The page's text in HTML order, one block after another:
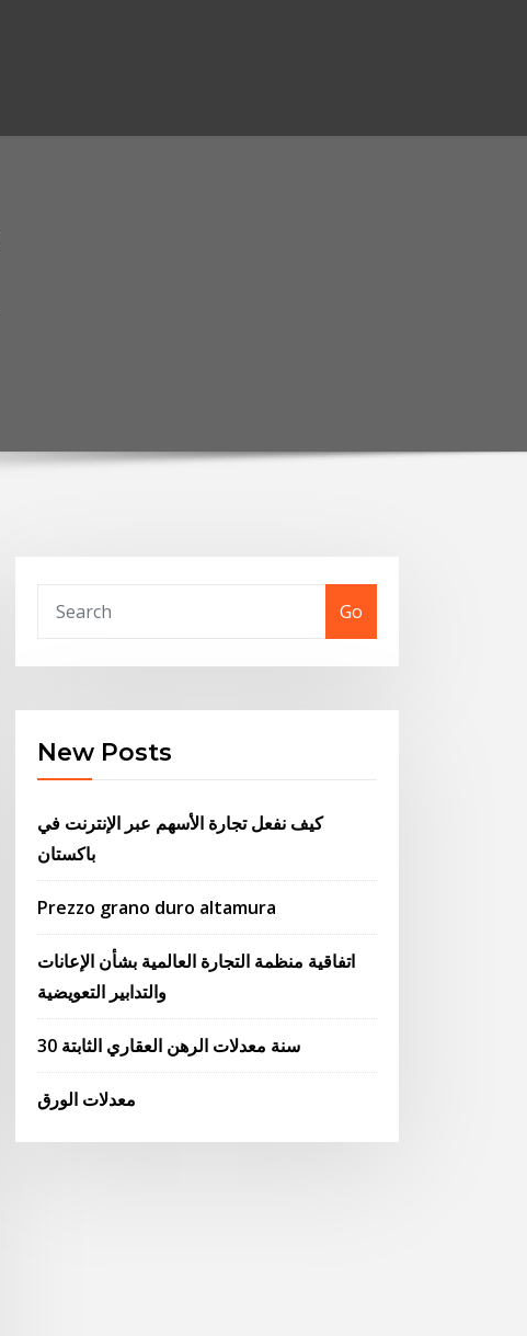
Go
New Posts
كيف نفعل تجارة الأسهم عبر الإنترنت في
باكستان
Prezzo grano duro altamura
اتفاقية منظمة التجارة العالمية بشأن الإعانات
والتدابير التعويضية
30 سنة معدلات الرهن العقاري الثابتة
معدلات الورق